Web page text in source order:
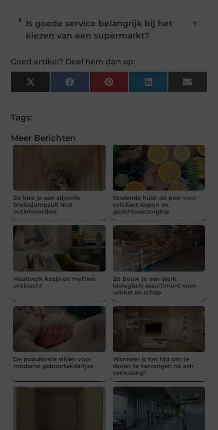
Is goede service belangrijk bij het
kiezen van een supermarkt?
▼
Goed artikel? Deel hem dan op:
X
(Twitter)
FacebookPinterestLinkedInEmail
Tags:
Meer Berichten
Zo kies je een stijlvolle
bruidsjumpsuit met
outletvoordeel
Stralende huid: dé plek voor
exfoliant kopen en
gezichtsverzorging
Maatwerk kozijnen mythen
ontkracht
Zo bouw je een sterk
biologisch assortiment voor
winkel en schap
De populairste stijlen voor
moderne geboortekaartjes
Wanneer is het tijd om je
sloten te vervangen na een
verhuizing?